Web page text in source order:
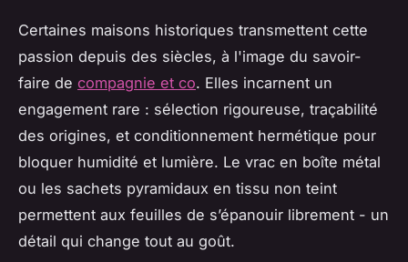
Certaines maisons historiques transmettent cette
passion depuis des siècles, à l'image du savoir-
faire de compagnie et co. Elles incarnent un
engagement rare : sélection rigoureuse, traçabilité
des origines, et conditionnement hermétique pour
bloquer humidité et lumière. Le vrac en boîte métal
ou les sachets pyramidaux en tissu non teint
permettent aux feuilles de s’épanouir librement - un
détail qui change tout au goût.